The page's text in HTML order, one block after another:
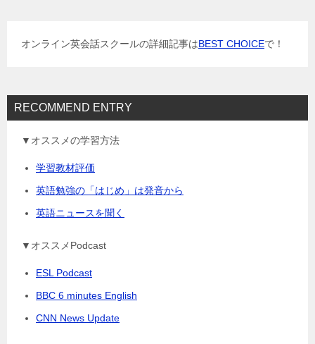
オンライン英会話スクールの詳細記事はBEST CHOICEで！
RECOMMEND ENTRY
▼オススメの学習方法
学習教材評価
英語勉強の「はじめ」は発音から
英語ニュースを聞く
▼オススメPodcast
ESL Podcast
BBC 6 minutes English
CNN News Update